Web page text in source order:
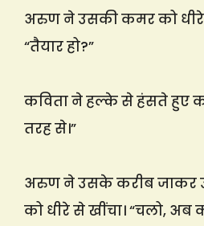
अरुण ने उसकी कमर को
“तैयार हो?”
कविता ने हल्के से हंसते हुए
तरह से।”
अरुण ने उसके करीब जाकर
को धीरे से खींचा। “चलो, अब